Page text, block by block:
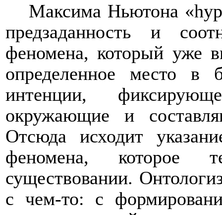
Максима Ньютона «
предзаданность и
феномена, который уже
определенное место в
интенции,
окружающие и
Отсюда исходит
феномена, которое
существовании.
с чем-то: с